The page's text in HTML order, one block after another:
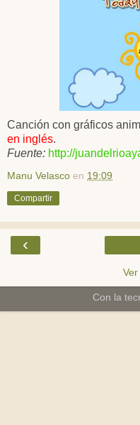
Canción con gráficos
en inglés.
Fuente: http://
Manu Velasco en 19:09
Compartir
‹
Con la